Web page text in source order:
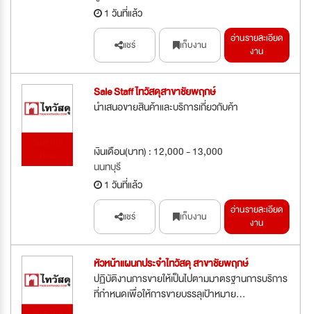
1 วันที่แล้ว
แชร์ เก็บงาน
อ่านรายละเอียด
งาน
Sale Staff ไทวัสดุสาขาชัยพฤกษ์
นำเสนอขายสินค้าและบริการเกี่ยวกับค้า
เงินเดือน(บาท) : 12,000 - 13,000
นนทบุรี
1 วันที่แล้ว
แชร์ เก็บงาน
อ่านรายละเอียด
งาน
หัวหน้าแผนกประจำไทวัสดุ สาขาชัยพฤกษ์
ปฏิบัติงานการขายให้เป็นไปตามมาตรฐานการบริการ
ที่กำหนดเพื่อให้การขายบรรลุเป้าหมาย...